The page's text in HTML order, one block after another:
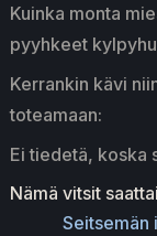
Kuinka monta
pyyhkeet
Kerrankin kävi
toteamaan:
Ei tiedetä, koska
Nämä vitsit
Seitsemän